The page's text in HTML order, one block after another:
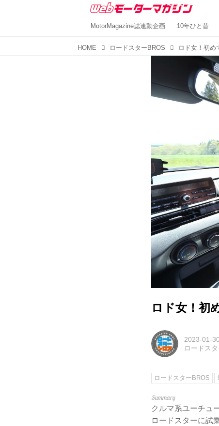
MotorMagazine誌連動企画 10年ひと昔
HOME ロードスターBROS ロド女！初め
ロド女！初
2023-01-30
ロードス
ロードスターBROS
クルマ系ユーチュ
ロードスターに試